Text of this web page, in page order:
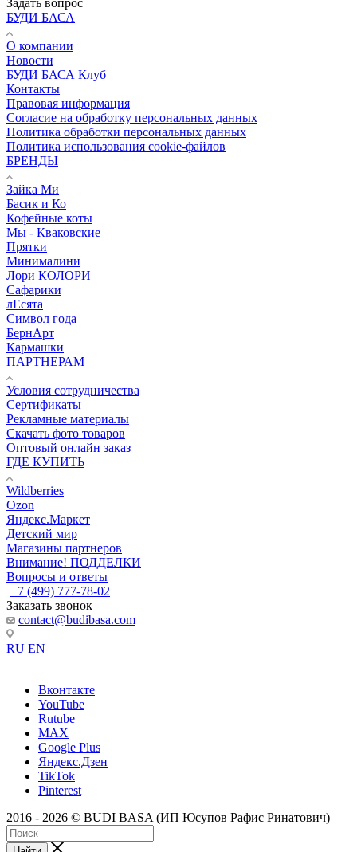
Задать вопрос
БУДИ БАСА
О компании
Новости
БУДИ БАСА Клуб
Контакты
Правовая информация
Согласие на обработку персональных данных
Политика обработки персональных данных
Политика использования cookie-файлов
БРЕНДЫ
Зайка Ми
Басик и Ко
Кофейные коты
Мы - Кваковские
Прятки
Минималини
Лори КОЛОРИ
Сафарики
лЕсята
Символ года
БернАрт
Кармашки
ПАРТНЕРАМ
Условия сотрудничества
Сертификаты
Рекламные материалы
Скачать фото товаров
Оптовый онлайн заказ
ГДЕ КУПИТЬ
Wildberries
Ozon
Яндекс.Маркет
Детский мир
Магазины партнеров
Внимание! ПОДДЕЛКИ
Вопросы и ответы
+7 (499) 777-78-02
Заказать звонок
contact@budibasa.com
RU EN
Вконтакте
YouTube
Rutube
MAX
Google Plus
Яндекс.Дзен
TikTok
Pinterest
2016 - 2026 © BUDI BASA (ИП Юсупов Рафис Ринатович)